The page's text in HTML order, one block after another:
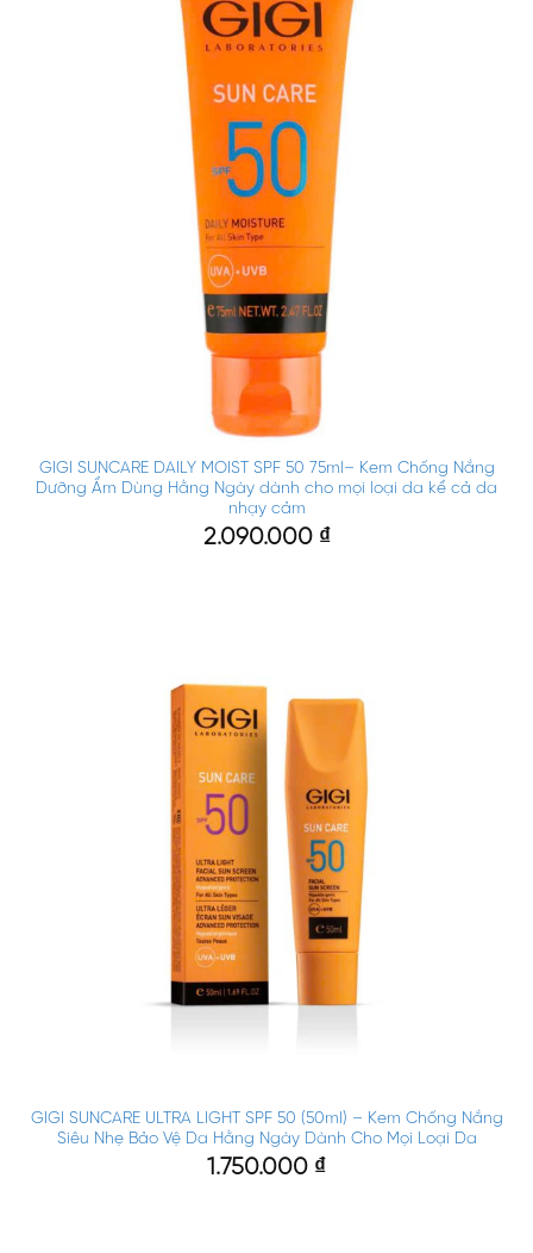
GIGI SUNCARE DAILY MOIST SPF 50 75ml– Kem Chống Nắng
Dưỡng Ẩm Dùng Hằng Ngày dành cho mọi loại da kể cả da
nhạy cảm
2.090.000 ₫
GIGI SUNCARE ULTRA LIGHT SPF 50 (50ml) – Kem Chống Nắng
Siêu Nhẹ Bảo Vệ Da Hằng Ngày Dành Cho Mọi Loại Da
1.750.000 ₫